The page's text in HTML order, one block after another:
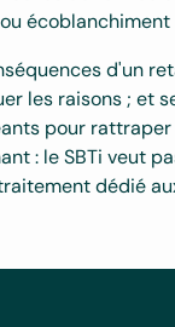
d'un
les raisons ; et
pour
: le SBTi veut
dédié